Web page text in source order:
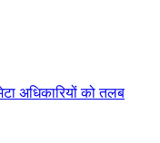
अधिकारियों को तलब